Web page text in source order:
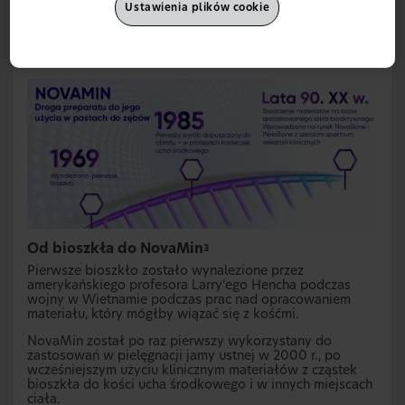
Od bioszkła do NovaMin 3
Pierwsze bioszkło zostało wynalezione przez
amerykańskiego profesora Larry’ego Hencha podczas
wojny w Wietnamie podczas prac nad opracowaniem
materiału, który mógłby wiązać się z kośćmi.
NovaMin został po raz pierwszy wykorzystany do
zastosowań w pielęgnacji jamy ustnej w 2000 r., po
wcześniejszym użyciu klinicznym materiałów z cząstek
bioszkła do kości ucha środkowego i w innych miejscach
ciała.
Ustawienia plików cookie